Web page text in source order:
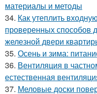
материалы и методы
34. Как утеплить
проверенных способов
железной двери
35. Осень и зима:
36. Вентиляция в
естественная
37. Меловые доски